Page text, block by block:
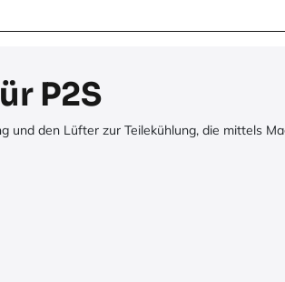
P2S
und den Lüfter zur Teilekühlung, die mittels